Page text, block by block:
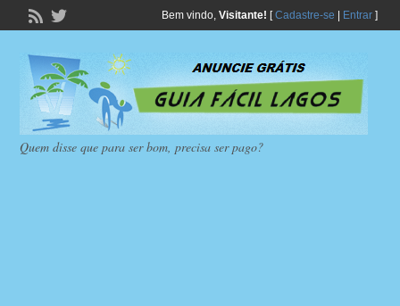
Bem vindo, Visitante! [Cadastre-se Entrar]
Quem disse que para ser bom, precisa ser pago?